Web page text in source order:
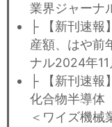
業界ジャーナ
├ 【新刊速報
産額、はや前
ナル2024年
├ 【新刊速報
化合物半導体
＜ワイズ機械